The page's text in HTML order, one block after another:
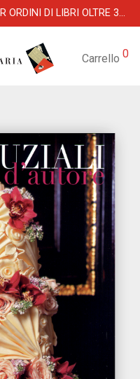
SPEDIZIONI GRATUITE IN ITALIA PER ORDINI DI LIBRI OLTRE 39 €
Carrello 0